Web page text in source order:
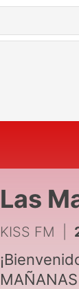
Las
KISS FM